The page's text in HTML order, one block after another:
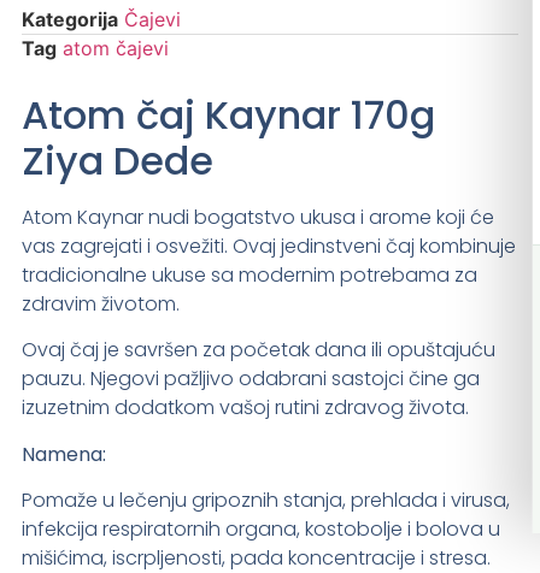
Kategorija Čajevi
Tag atom čajevi
Atom čaj Kaynar 170g
Ziya Dede
Atom Kaynar nudi bogatstvo ukusa i arome koji će
vas zagrejati i osvežiti. Ovaj jedinstveni čaj kombinuje
tradicionalne ukuse sa modernim potrebama za
zdravim životom.
Ovaj čaj je savršen za početak dana ili opuštajuću
pauzu. Njegovi pažljivo odabrani sastojci čine ga
izuzetnim dodatkom vašoj rutini zdravog života.
Namena:
Pomaže u lečenju gripoznih stanja, prehlada i virusa,
infekcija respiratornih organa, kostobolje i bolova u
mišićima, iscrpljenosti, pada koncentracije i stresa.